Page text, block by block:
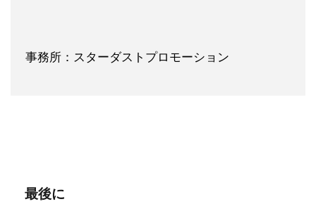
事務所：スターダストプロモーション
最後に